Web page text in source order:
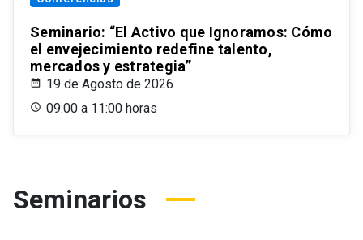
Seminario: “El Activo que Ignoramos: Cómo
el envejecimiento redefine talento,
mercados y estrategia”
19 de Agosto de 2026
09:00 a 11:00 horas
Seminarios